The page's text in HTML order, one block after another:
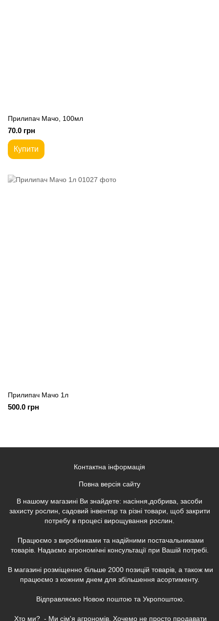
Прилипач Мачо, 100мл
70.0 грн
Купити
Прилипач Мачо 1л
500.0 грн
Контактна інформація
Повна версія сайту
В нашому магазині Ви знайдете: насіння,добрива, засоби
захисту рослин, садовий інвентар та різні товари, щоб закрити
потребу в процесі вирощування рослин.
Працюємо з виробниками та надійними постачальниками
товарів. Надаємо агрономічні консультації при Вашій потребі.
В магазині розміщенно більше 2000 позицій товарів, а також ми
працюємо з кожним днем для збільшення асортименту.
Відправляємо Новою поштою та Укропоштою.
Хто ми? - Ми сім'я агрономів. Хочемо не просто продавати